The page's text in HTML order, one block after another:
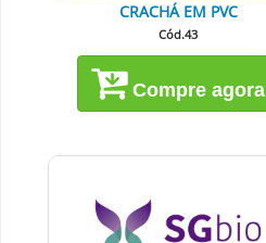
CRACHÁ EM PVC
Cód.43
Compre agora